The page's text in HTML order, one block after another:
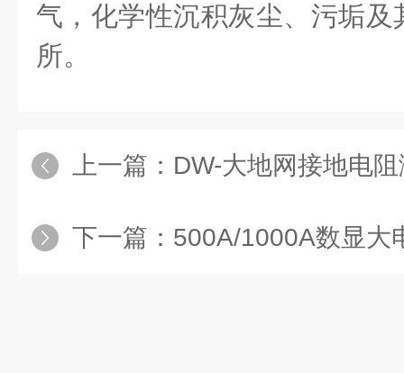
气，化学性沉积灰尘、污垢
所。
上一篇： DW-大地网接地电
下一篇： 500A/1000A数显大电